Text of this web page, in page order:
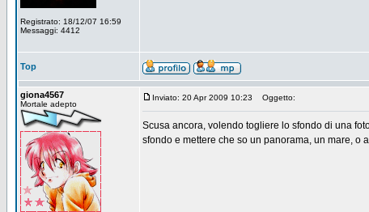
Registrato: 18/12/07 16:59
Messaggi: 4412
Top
giona4567
Mortale adepto
Inviato: 20 Apr 2009 10:23 Oggetto:
Scusa ancora, volendo togliere lo sfondo di una
sfondo e mettere che so un panorama, un mare, o